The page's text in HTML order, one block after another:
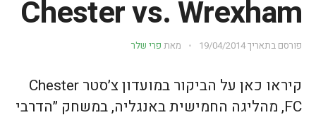
Chester vs. Wrexham
פורסם בתאריך19/04/2014 מאת פרי שלר
קיראו כאן על הביקור במועדון צ׳סטר Chester
FC, מהליגה החמישית באנגליה, במשחק ״הדרבי